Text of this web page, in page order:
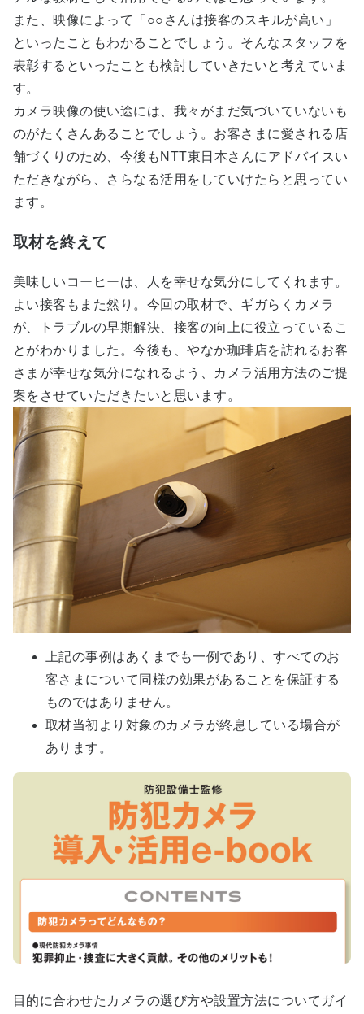
また、映像によって「○○さんは接客のスキルが高い」
といったこともわかることでしょう。そんなスタッフを
表彰するといったことも検討していきたいと考えていま
す。
カメラ映像の使い途には、我々がまだ気づいていないも
のがたくさんあることでしょう。お客さまに愛される店
舗づくりのため、今後もNTT東日本さんにアドバイスい
ただきながら、さらなる活用をしていけたらと思ってい
ます。
取材を終えて
美味しいコーヒーは、人を幸せな気分にしてくれます。
よい接客もまた然り。今回の取材で、ギガらくカメラ
が、トラブルの早期解決、接客の向上に役立っているこ
とがわかりました。今後も、やなか珈琲店を訪れるお客
さまが幸せな気分になれるよう、カメラ活用方法のご提
案をさせていただきたいと思います。
上記の事例はあくまでも一例であり、すべてのお
客さまについて同様の効果があることを保証する
ものではありません。
取材当初より対象のカメラが終息している場合が
あります。
目的に合わせたカメラの選び方や設置方法についてガイ